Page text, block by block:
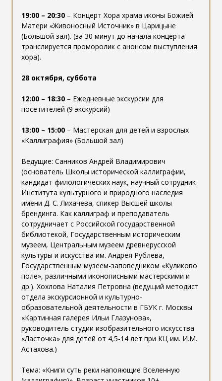
19:00 – 20:30– Концерт Хора храма иконы Божией
Матери «Живоносный Источник» в Царицыне
(Большой зал). (за 30 минут до начала концерта
транслируется проморолик с анонсом выступления
хора).
28 октября, суббота
12:00 – 18:30– Ежедневные экскурсии для
посетителей (9 экскурсий)
13:00 – 15:00– Мастерская для детей и взрослых
«Каллиграфия» (Большой зал)
Ведущие: Санников Андрей Владимирович
(основатель Школы исторической каллиграфии,
кандидат филологических наук, научный сотрудник
Института культурного и природного наследия
имени Д. С. Лихачева, спикер Высшей школы
брендинга. Как каллиграф и преподаватель
сотрудничает с Российской государственной
библиотекой, Государственным историческим
музеем, Центральным музеем древнерусской
культуры и искусства им. Андрея Рублева,
Государственным музеем-заповедником «Куликово
поле», различными иконописными мастерскими и
др.). Хохлова Наталия Петровна (ведущий методист
отдела экскурсионной и культурно-
образовательной деятельности в ГБУК г. Москвы
«Картинная галерея Ильи Глазунова»,
руководитель студии изобразительного искусства
«Ласточка» для детей от 4,5-14 лет при КЦ им. И.М.
Астахова.)
Тема: «Книги суть реки напояющие Вселенную